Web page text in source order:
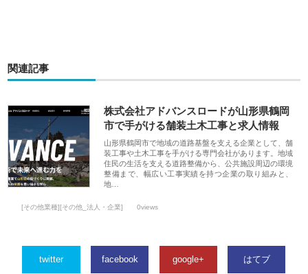
関連記事
株式会社アドバンスロードが山形県鶴岡
市で手がける舗装土木工事と求人情報
山形県鶴岡市で地域の道路基盤を支える企業として、舗
装工事や土木工事を手がける専門会社があります。地域
住民の生活を支える道路整備から、公共施設周辺の環境
整備まで、幅広い工事実績を持つ企業の取り組みと、
地…
[その他業種][その他_法人・企業] 0views
twitter facebook google+ はてブ